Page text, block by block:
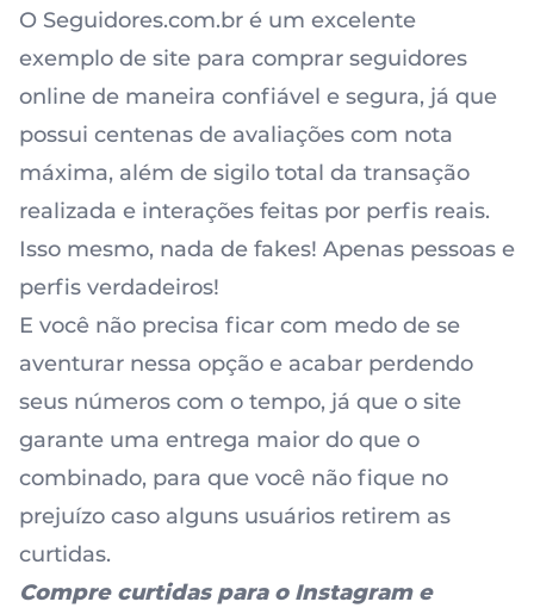
O Seguidores.com.br é um excelente
exemplo de site para comprar seguidores
online de maneira confiável e segura, já que
possui centenas de avaliações com nota
máxima, além de sigilo total da transação
realizada e interações feitas por perfis reais.
Isso mesmo, nada de fakes! Apenas pessoas e
perfis verdadeiros!
E você não precisa ficar com medo de se
aventurar nessa opção e acabar perdendo
seus números com o tempo, já que o site
garante uma entrega maior do que o
combinado, para que você não fique no
prejuízo caso alguns usuários retirem as
curtidas.
Compre curtidas para o Instagram e